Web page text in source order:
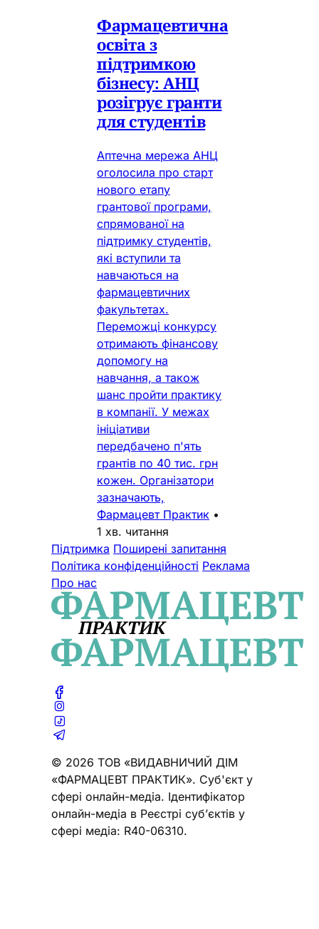
Фармацевтична
освіта з
підтримкою
бізнесу: АНЦ
розігрує гранти
для студентів
Аптечна мережа АНЦ
оголосила про старт
нового етапу
грантової програми,
спрямованої на
підтримку студентів,
які вступили та
навчаються на
фармацевтичних
факультетах.
Переможці конкурсу
отримають фінансову
допомогу на
навчання, а також
шанс пройти практику
в компанії. У межах
ініціативи
передбачено п'ять
грантів по 40 тис. грн
кожен. Організатори
зазначають,
Фармацевт Практик •
1 хв. читання
Підтримка Поширені запитання
Політика конфіденційності Реклама
Про нас
© 2026 ТОВ «ВИДАВНИЧИЙ ДІМ
«ФАРМАЦЕВТ ПРАКТИК». Cуб'єкт у
сфері онлайн-медіа. Ідентифікатор
онлайн-медіа в Реєстрі суб’єктів у
сфері медіа: R40-06310.